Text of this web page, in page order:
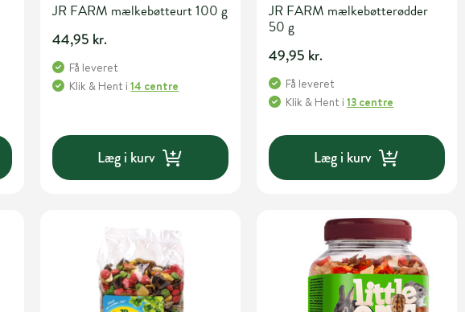
JR FARM mælkebøtteurt 100 g
44,95 kr.
Få leveret
Klik & Hent i14 centre
Læg i kurv
JR FARM mælkebøtterødder
50 g
49,95 kr.
Få leveret
Klik & Hent i13 centre
Læg i kurv